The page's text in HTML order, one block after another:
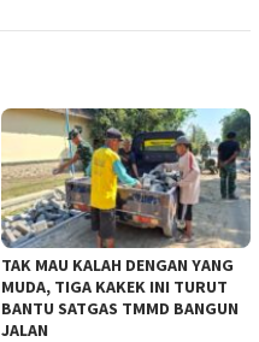
TAK MAU KALAH DENGAN YANG
MUDA, TIGA KAKEK INI TURUT
BANTU SATGAS TMMD BANGUN
JALAN